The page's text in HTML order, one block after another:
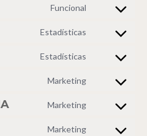
Funcional
Estadísticas
Estadísticas
Marketing
Marketing
Marketing